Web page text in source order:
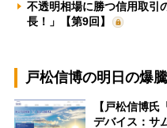
不透明相場に勝つ信用取
長！」【第9回】
戸松信博の明日の爆
【戸松信博
デバイス：サ